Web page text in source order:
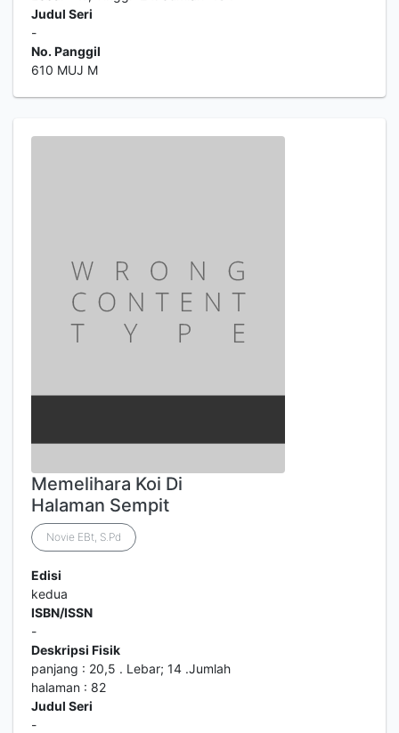
Judul Seri
-
No. Panggil
610 MUJ M
Memelihara Koi Di
Halaman Sempit
Novie EBt, S.Pd
Edisi
kedua
ISBN/ISSN
-
Deskripsi Fisik
panjang : 20,5 . Lebar; 14 .Jumlah
halaman : 82
Judul Seri
-